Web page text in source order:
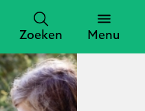
Zoeken Menu